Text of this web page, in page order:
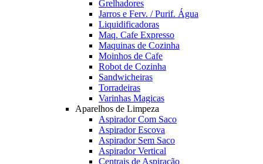
Grelhadores
Jarros e Ferv. / Purif. Água
Liquidificadoras
Maq. Cafe Expresso
Maquinas de Cozinha
Moinhos de Cafe
Robot de Cozinha
Sandwicheiras
Torradeiras
Varinhas Magicas
Aparelhos de Limpeza
Aspirador Com Saco
Aspirador Escova
Aspirador Sem Saco
Aspirador Vertical
Centrais de Aspiração